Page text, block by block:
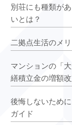
別荘にも種類が
いとは？
二拠点生活のメ
マンションの「
繕積立金の増額
後悔しないため
ガイド